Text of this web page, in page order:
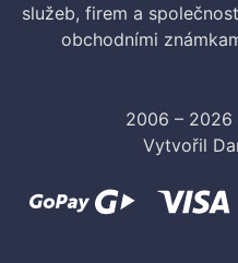
služeb, firem a
obchodními
2006 – 2026
Vytvořil